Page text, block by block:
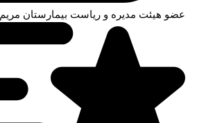
عضو هیئت مدیره و ریاست بیمارستان مریم